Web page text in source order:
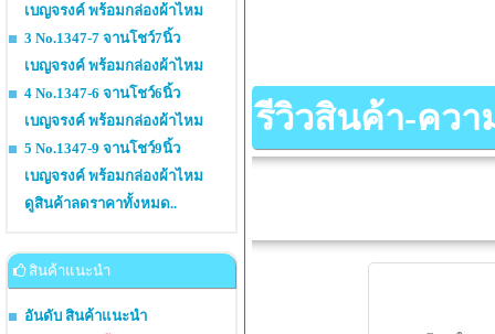
เบญจรงค์ พร้อมกล่องผ้าไหม
3 No.1347-7 จานโชว์7นิ้ว
เบญจรงค์ พร้อมกล่องผ้าไหม
4 No.1347-6 จานโชว์6นิ้ว
เบญจรงค์ พร้อมกล่องผ้าไหม
5 No.1347-9 จานโชว์9นิ้ว
เบญจรงค์ พร้อมกล่องผ้าไหม
ดูสินค้าลดราคาทั้งหมด..
สินค้าแนะนำ
อันดับ สินค้าแนะนำ
รีวิวสินค้า-ควา